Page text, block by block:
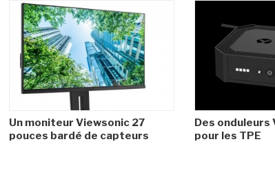
Un moniteur Viewsonic 27
pouces bardé de capteurs
Des
pour les TPE